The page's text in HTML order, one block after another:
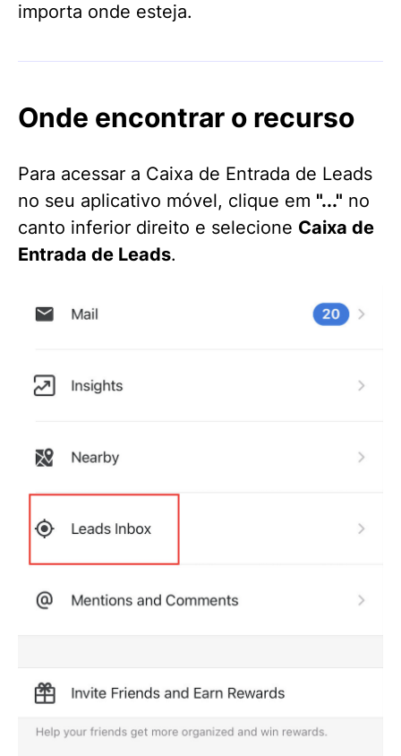
importa onde esteja.
Onde encontrar o recurso
Para acessar a Caixa de Entrada de Leads
no seu aplicativo móvel, clique em "..." no
canto inferior direito e selecione Caixa de
Entrada de Leads.